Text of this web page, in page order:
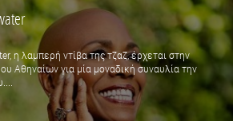
η λαμπερή ντίβα της τζαζ, έρχεται στην
Αθηναίων για μία μοναδική συναυλία την